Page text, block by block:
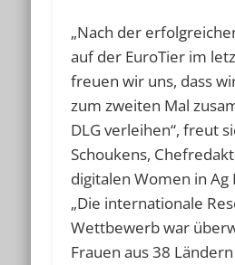
„Nach der
auf der EuroTier im
freuen wir uns, dass
zum zweiten Mal
DLG verleihen“, freut
Schoukens,
digitalen Women in Ag
„Die internationale
Wettbewerb war
Frauen aus 38